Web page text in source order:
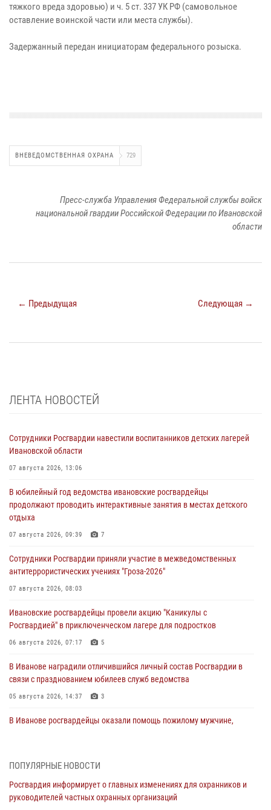
тяжкого вреда здоровью) и ч. 5 ст. 337 УК РФ (самовольное
оставление воинской части или места службы).
Задержанный передан инициаторам федерального розыска.
ВНЕВЕДОМСТВЕННАЯ ОХРАНА 729
Пресс-служба Управления Федеральной службы войск
национальной гвардии Российской Федерации по Ивановской
области
← Предыдущая Следующая →
ЛЕНТА НОВОСТЕЙ
Сотрудники Росгвардии навестили воспитанников детских лагерей
Ивановской области
07 августа 2026, 13:06
В юбилейный год ведомства ивановские росгвардейцы
продолжают проводить интерактивные занятия в местах детского
отдыха
07 августа 2026, 09:39 7
Сотрудники Росгвардии приняли участие в межведомственных
антитеррористических учениях "Гроза-2026"
07 августа 2026, 08:03
Ивановские росгвардейцы провели акцию "Каникулы с
Росгвардией" в приключенческом лагере для подростков
06 августа 2026, 07:17 5
В Иванове наградили отличившийся личный состав Росгвардии в
связи с празднованием юбилеев служб ведомства
05 августа 2026, 14:37 3
В Иванове росгвардейцы оказали помощь пожилому мужчине,
торжественных мероприятиях, посвященных празднованию Дня
Воздушно-десантных войск
ПОПУЛЯРНЫЕ НОВОСТИ
Росгвардия информирует о главных изменениях для охранников и
руководителей частных охранных организаций